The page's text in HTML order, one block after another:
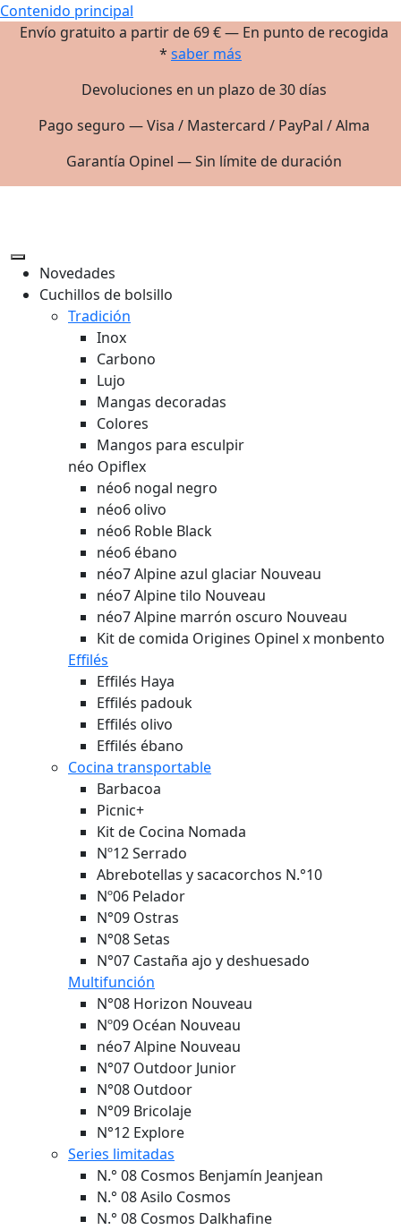
Contenido principal
Envío gratuito a partir de 69 € — En punto de recogida
* saber más
Devoluciones en un plazo de 30 días
Pago seguro — Visa / Mastercard / PayPal / Alma
Garantía Opinel — Sin límite de duración
Novedades
Cuchillos de bolsillo
Tradición
Inox
Carbono
Lujo
Mangas decoradas
Colores
Mangos para esculpir
néo Opiflex
néo6 nogal negro
néo6 olivo
néo6 Roble Black
néo6 ébano
néo7 Alpine azul glaciar Nouveau
néo7 Alpine tilo Nouveau
néo7 Alpine marrón oscuro Nouveau
Kit de comida Origines Opinel x monbento
Effilés
Effilés Haya
Effilés padouk
Effilés olivo
Effilés ébano
Cocina transportable
Barbacoa
Picnic+
Kit de Cocina Nomada
Nº12 Serrado
Abrebotellas y sacacorchos N.°10
Nº06 Pelador
N°09 Ostras
N°08 Setas
N°07 Castaña ajo y deshuesado
Multifunción
N°08 Horizon Nouveau
Nº09 Océan Nouveau
néo7 Alpine Nouveau
N°07 Outdoor Junior
N°08 Outdoor
N°09 Bricolaje
N°12 Explore
Series limitadas
N.° 08 Cosmos Benjamín Jeanjean
N.° 08 Asilo Cosmos
N.° 08 Cosmos Dalkhafine